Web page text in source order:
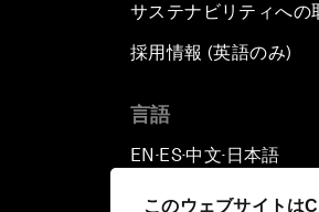
このウェブサイトは
サステナビリティへの
採用情報 (英語のみ)
言語
EN ▪ES▪中文▪ 日本語